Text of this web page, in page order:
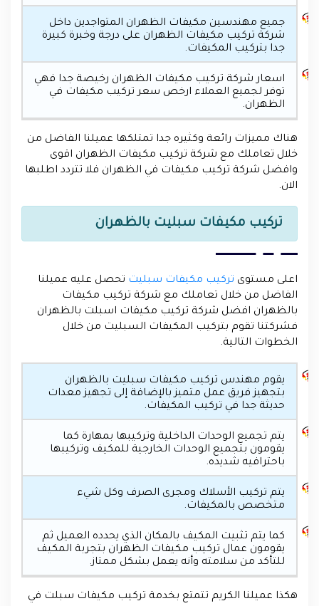
جميع مهندسين مكيفات الظهران المتواجدين داخل
شركة تركيب مكيفات الظهران على درجة وخبرة كبيرة
جدا بتركيب المكيفات.
اسعار شركة تركيب مكيفات الظهران رخيصة جدا فهي
توفر لجميع العملاء ارخص سعر تركيب مكيفات في
الظهران.
هناك مميزات رائعة وكثيره جدا تمتلكها عميلنا الفاضل من
خلال تعاملك مع شركة تركيب مكيفات الظهران اقوى
وافضل شركة تركيب مكيفات في الظهران فلا تتردد اطلبها
الان.
تركيب مكيفات سبليت بالظهران
اعلى مستوى تركيب مكيفات سبليت تحصل عليه عميلنا
الفاضل من خلال تعاملك مع شركة تركيب مكيفات
بالظهران افضل شركة تركيب مكيفات اسبلت بالظهران
فشركتنا تقوم بتركيب المكيفات السبليت من خلال
الخطوات التالية.
يقوم مهندس تركيب مكيفات سبليت بالظهران
بتجهيز فريق عمل متميز بالإضافة إلى تجهيز معدات
حديثة جدا في تركيب المكيفات.
يتم تجميع الوحدات الداخلية وتركيبها بمهارة كما
يقومون بتجميع الوحدات الخارجية للمكيف وتركيبها
باحترافيه شديده.
يتم تركيب الأسلاك ومجرى الصرف وكل شيء
متخصص بالمكيفات.
كما يتم تثبيت المكيف بالمكان الذي يحدده العميل ثم
يقومون عمال تركيب مكيفات الظهران بتجربة المكيف
للتأكد من سلامته وأنه يعمل بشكل ممتاز.
هكذا عميلنا الكريم تتمتع بخدمة تركيب مكيفات سبلت في